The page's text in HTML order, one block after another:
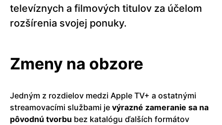
televíznych a filmových titulov za účelom
rozšírenia svojej ponuky.
Zmeny na obzore
Jedným z rozdielov medzi Apple TV+ a ostatnými
streamovacími službami je výrazné zameranie sa na
pôvodnú tvorbu bez katalógu ďalších formátov